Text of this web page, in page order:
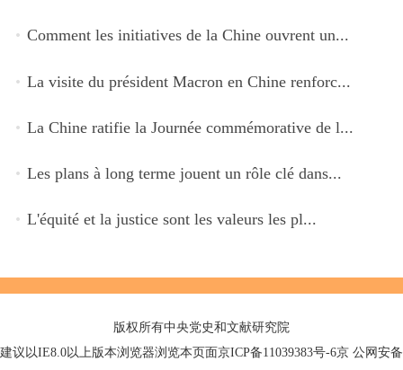
Comment les initiatives de la Chine ouvrent un...
La visite du président Macron en Chine renforc...
La Chine ratifie la Journée commémorative de l...
Les plans à long terme jouent un rôle clé dans...
L'équité et la justice sont les valeurs les pl...
版权所有中央党史和文献研究院
建议以IE8.0以上版本浏览器浏览本页面京ICP备11039383号-6京 公网安备